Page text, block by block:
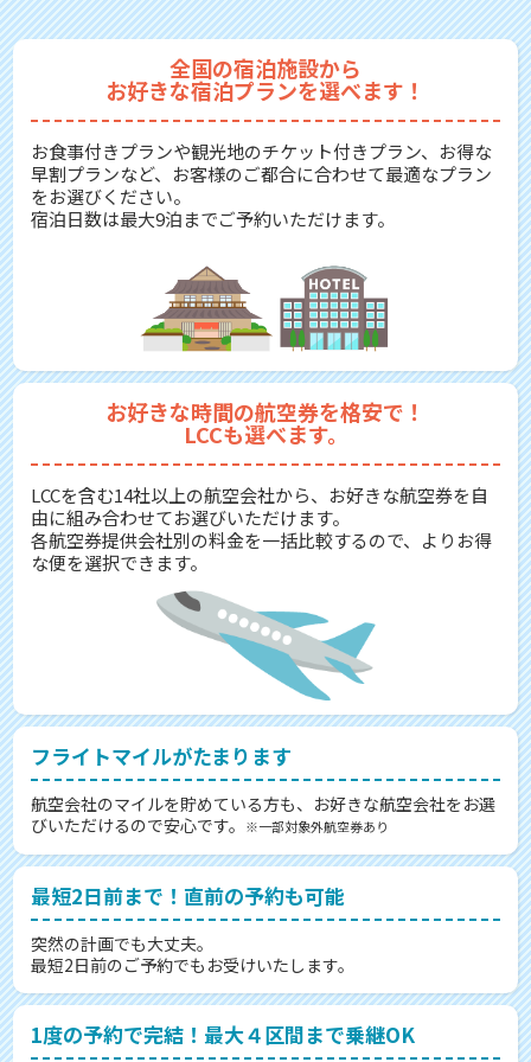
全国の宿泊施設から
お好きな宿泊プランを選べます！
お食事付きプランや観光地のチケット付きプラン、お得な
早割プランなど、お客様のご都合に合わせて最適なプラン
をお選びください。
宿泊日数は最大9泊までご予約いただけます。
お好きな時間の航空券を格安で！
LCCも選べます。
LCCを含む14社以上の航空会社から、お好きな航空券を自
由に組み合わせてお選びいただけます。
各航空券提供会社別の料金を一括比較するので、よりお得
な便を選択できます。
フライトマイルがたまります
航空会社のマイルを貯めている方も、お好きな航空会社をお選
びいただけるので安心です。
※一部対象外航空券あり
最短2日前まで！直前の予約も可能
突然の計画でも大丈夫。
最短2日前のご予約でもお受けいたします。
1度の予約で完結！最大４区間まで乗継OK